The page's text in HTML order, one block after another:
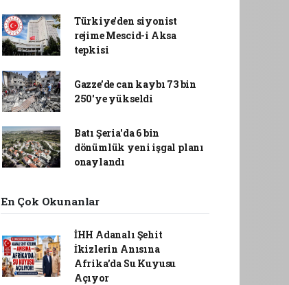
Türkiye'den siyonist
rejime Mescid-i Aksa
tepkisi
Gazze’de can kaybı 73 bin
250'ye yükseldi
Batı Şeria'da 6 bin
dönümlük yeni işgal planı
onaylandı
En Çok Okunanlar
İHH Adanalı Şehit
İkizlerin Anısına
Afrika’da Su Kuyusu
Açıyor